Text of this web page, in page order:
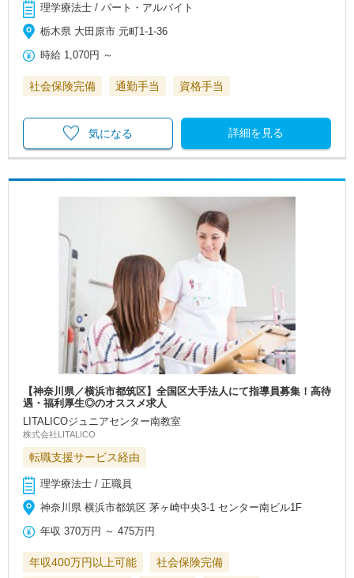
理学療法士 / パート・アルバイト
栃木県 大田原市 元町1-1-36
時給 1,070円 ～
社会保険完備 通勤手当 資格手当
詳細を見る
気になる
【神奈川県／横浜市都筑区】全国区大手法人にて指導員募集！高待
遇・福利厚生◎のオススメ求人
LITALICOジュニアセンター南教室
株式会社LITALICO
転職支援サービス経由
理学療法士 / 正職員
神奈川県 横浜市都筑区 茅ヶ崎中央3-1 センター南ビル1F
年収 370万円 ～475万円
年収400万円以上可能
社会保険完備